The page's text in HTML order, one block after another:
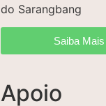
do Sarangbang
Saiba Mais
Apoio